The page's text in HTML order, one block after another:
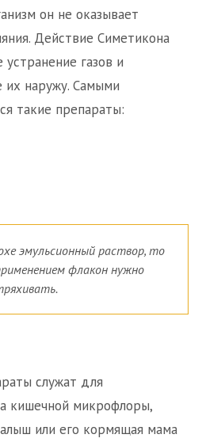
он не оказывает
Действие Симетикона
газов и
их наружу. Самыми
такие препараты:
эмульсионный раствор, то
флакон нужно
служат для
кишечной микрофлоры,
или его кормящая мама